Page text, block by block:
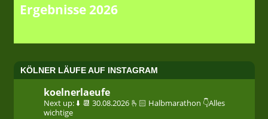
Ergebnisse 2026
KÖLNER LÄUFE AUF INSTAGRAM
koelnerlaeufe
Next up: ⬇️ 📆 30.08.2026 🫰🏻 Halbmarathon 👇Alles
wichtige